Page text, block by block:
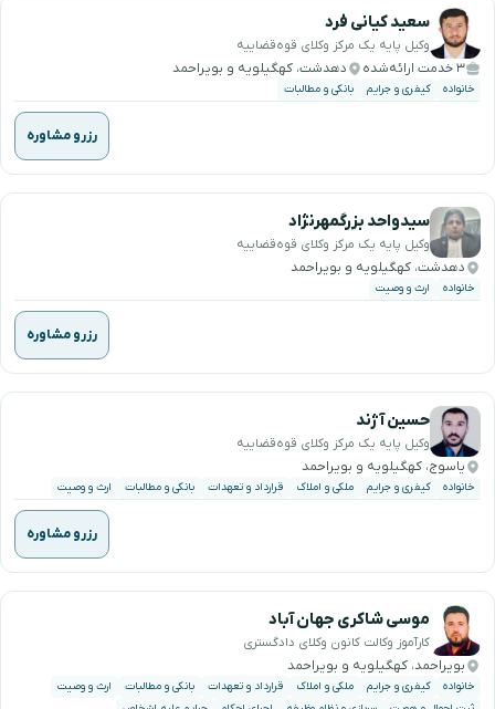
سعید کیانی فرد
وکیل پایه یک مرکز وکلای قوه‌قضاییه
۳ خدمت ارائه‌شده دهدشت، کهگیلویه و بویراحمد
خانواده کیفری و جرایم بانکی و مطالبات
رزرو مشاوره
سیدواحد بزرگمهرنژاد
وکیل پایه یک مرکز وکلای قوه‌قضاییه
دهدشت، کهگیلویه و بویراحمد
خانواده ارث و وصیت
رزرو مشاوره
حسین آژند
وکیل پایه یک مرکز وکلای قوه‌قضاییه
یاسوج، کهگیلویه و بویراحمد
خانواده کیفری و جرایم ملکی و املاک قرارداد و تعهدات بانکی و مطالبات ارث و وصیت
رزرو مشاوره
موسی شاکری جهان آباد
کارآموز وکالت کانون وکلای دادگستری
بویراحمد، کهگیلویه و بویراحمد
خانواده کیفری و جرایم ملکی و املاک قرارداد و تعهدات بانکی و مطالبات
ارث و وصیت